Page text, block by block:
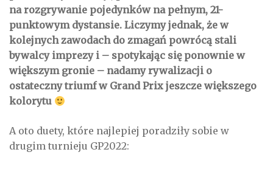
na rozgrywanie pojedynków na pełnym, 21-
punktowym dystansie. Liczymy jednak, że w
kolejnych zawodach do zmagań powrócą stali
bywalcy imprezy i – spotykając się ponownie w
większym gronie – nadamy rywalizacji o
ostateczny triumf w Grand Prix jeszcze większego
kolorytu
A oto duety, które najlepiej poradziły sobie w
drugim turnieju GP2022: